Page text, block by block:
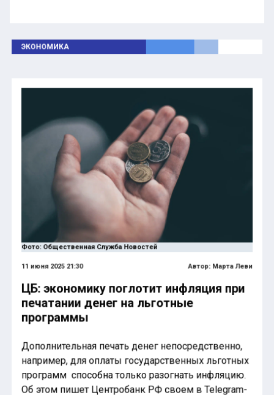
ЭКОНОМИКА
Фото: Общественная Служба Новостей
11 июня 2025 21:30 Автор:Марта Леви
ЦБ: экономику поглотит инфляция при
печатании денег на льготные
программы
Дополнительная печать денег непосредственно,
например, для оплаты государственных льготных
программ способна только разогнать инфляцию.
Об этом пишет Центробанк РФ своем в Telegram-